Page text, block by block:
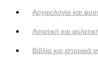
Αρχαιολογία και
Ασιατική και
Βιβλία και ιστορικά